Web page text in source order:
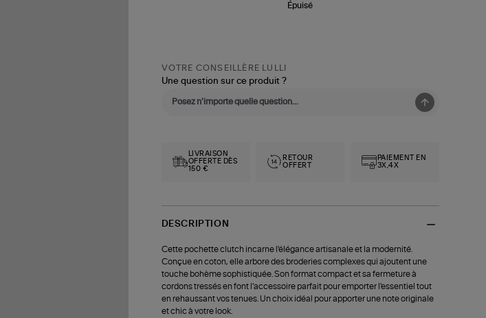
Épuisé
VOTRE CONSEILLÈRE LULLI
Une question sur ce produit ?
LIVRAISON
OFFERTE DÈS
150 €
RETOUR
OFFERT
PAIEMENT EN
3X,4X
DESCRIPTION
Cette pochette clutch incarne l'élégance artisanale et la modernité.
Conçue en coton, elle arbore des broderies complexes qui ajoutent une
touche bohème sophistiquée. Son format compact et sa fermeture à
cordons tressés en font l'accessoire parfait pour emporter l'essentiel tout
en rehaussant vos tenues. Un choix idéal pour apporter une note originale
et chic à votre look.